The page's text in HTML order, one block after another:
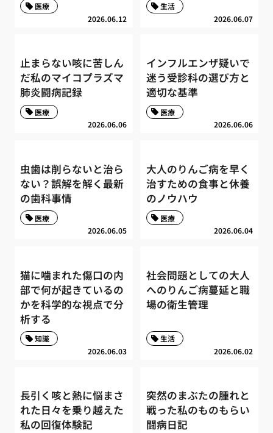
2026.06.12
医療
2026.06.07
生活
止まらない咳に苦しん
だ私のマイコプラズマ
肺炎闘病記録
2026.06.06
医療
インフルエンザ疑いで
迷う受診科の選び方と
適切な基準
2026.06.06
医療
虫歯は削らないと治ら
ない？誤解を解く最新
の歯科事情
2026.06.05
医療
大人のりんご病を早く
治すための食事と休養
のノウハウ
2026.06.04
医療
猫に噛まれた傷口の内
部で何が起きているの
かを科学的な視点で分
析する
2026.06.03
知識
社会問題としての大人
へのりんご病蔓延と職
場の衛生管理
2026.06.02
生活
長引く咳と熱に悩まさ
れた日々を乗り越えた
私の回復体験記
突然のまぶたの腫れと
戦った私のものもらい
闘病日記